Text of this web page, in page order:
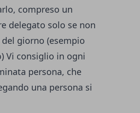
compreso un
delegato solo se non
giorno (esempio
Vi consiglio in ogni
persona, che
una persona si